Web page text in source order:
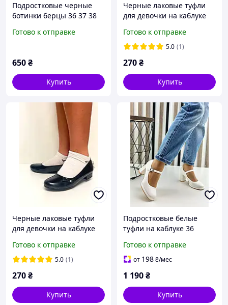
Подростковые черные
ботинки берцы 36 37 38
Готово к отправке
650₴
Купить
Черные лаковые туфли
для девочки на каблуке
Готово к отправке
5.0 (1)
270₴
Купить
Черные лаковые туфли
для девочки на каблуке
Готово к отправке
5.0 (1)
270₴
Купить
Подростковые белые
туфли на каблуке 36
Готово к отправке
от 198₴/мес
1 190₴
Купить